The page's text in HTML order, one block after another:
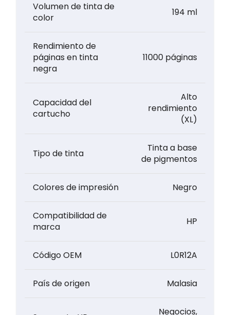
Volumen de tinta de
color
194 ml
Rendimiento de
páginas en tinta
negra
11000 páginas
Capacidad del
cartucho
Alto
rendimiento
(XL)
Tipo de tinta
Tinta a base
de pigmentos
Colores de impresión Negro
Compatibilidad de
marca
HP
Código OEM L0R12A
País de origen Malasia
Negocios,